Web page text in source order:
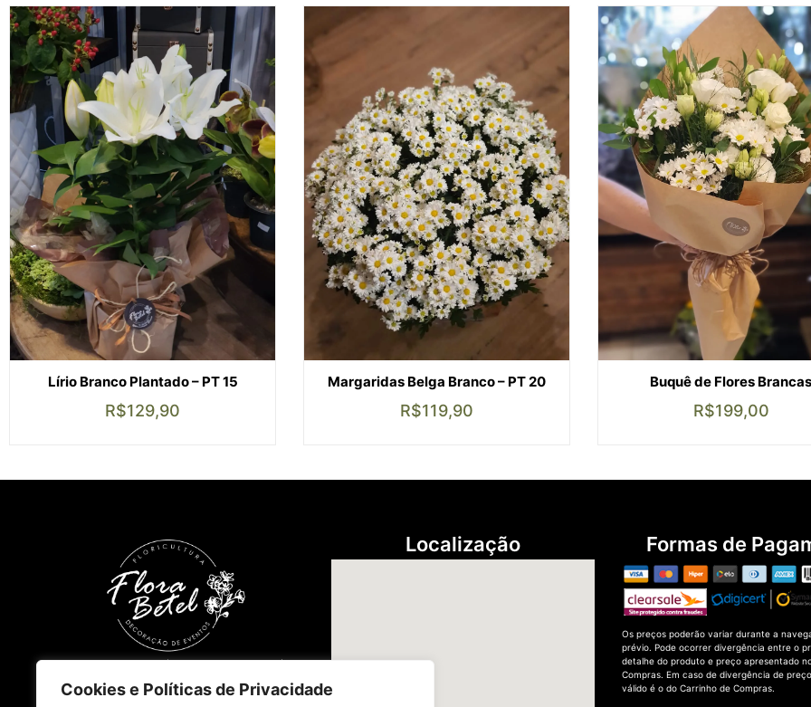
Cookies e Políticas de Privacidade
Lírio Branco Plantado – PT 15
R$129,90
Margaridas Belga Branco – PT 20
R$119,90
Buquê de Flores Brancas
R$199,00
florabetelfloricultura@outlook.com
Localização Formas de
Os preços poderão variar durante a
prévio. Pode ocorrer divergência entre o
detalhe do produto e preço apresentado
Compras. Em caso de divergência de
válido é o do Carrinho de Compras.